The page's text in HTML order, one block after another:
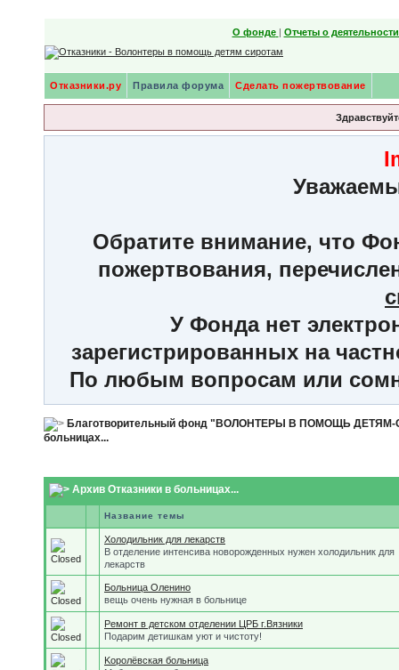
О фонде | Отчеты о
Отказники.ру Правила форума Сделать пожертвование
Обратите внимание, что
пожертвования,
У Фонда нет
зарегистрированных на
По любым вопросам или
Благотворительный фонд "ВОЛОНТЕРЫ В ПОМОЩЬ
больницах...
Архив Отказники в больницах...
Название темы
Холодильник для лекарств
В отделение интенсива новорожденных нужен холодильник для
лекарств
Больница Оленино
вещь очень нужная в больнице
Ремонт в детском отделении ЦРБ г.Вязники
Подарим детишкам уют и чистоту!
Kоролёвская больница